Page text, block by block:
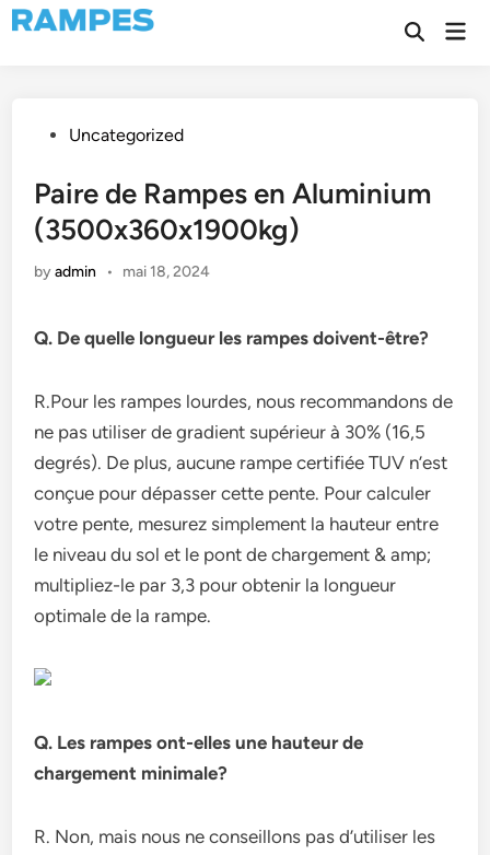
Skip
to
Open
PostedUncategorized
Paire de Rampes en Aluminium
(3500x360x1900kg)
byadmin • mai 18, 2024
Q. De quelle longueur les rampes doivent-être?
R.Pour les rampes lourdes, nous recommandons de
ne pas utiliser de gradient supérieur à 30% (16,5
degrés). De plus, aucune rampe certifiée TUV n’est
conçue pour dépasser cette pente. Pour calculer
votre pente, mesurez simplement la hauteur entre
le niveau du sol et le pont de chargement & amp;
multipliez-le par 3,3 pour obtenir la longueur
optimale de la rampe.
Q. Les rampes ont-elles une hauteur de
chargement minimale?
R. Non, mais nous ne conseillons pas d’utiliser les